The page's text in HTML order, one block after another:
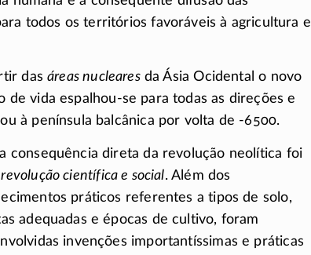
todos os territórios favoráveis à agricultura e
dasáreas nuclearesda Ásia Ocidental o novo
de vidaespalhou-se para todas as direções e
à península balcânica por volta de -6500.
consequência direta da revolução neolítica foi
revolução científica e social. Além dos
práticos referentes a tipos de solo,
adequadas e épocas de cultivo, foram
invenções importantíssimas e práticas